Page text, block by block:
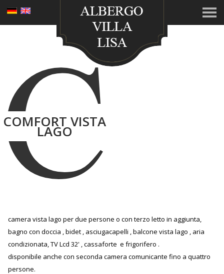
C
COMFORT VISTA
LAGO
camera vista lago per due persone o con terzo letto in aggiunta,
bagno con doccia , bidet , asciugacapelli , balcone vista lago , aria
condizionata, TV Lcd 32' , cassaforte e frigorifero .
disponibile anche con seconda camera comunicante fino a quattro
persone.